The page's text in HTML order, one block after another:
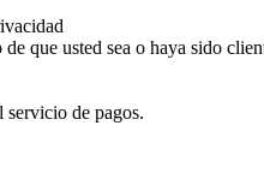
que usted sea o haya sido
servicio de pagos.